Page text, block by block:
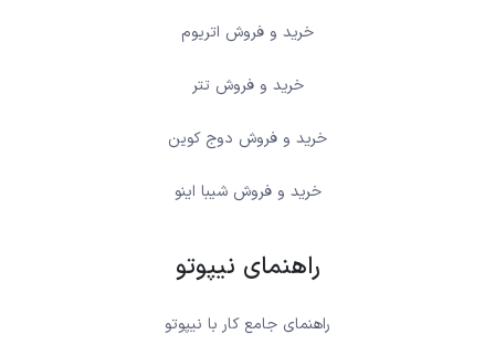
خرید و فروش اتریوم
خرید و فروش تتر
خرید و فروش دوج کوین
خرید و فروش شیبا اینو
راهنمای نیپوتو
راهنمای جامع کار با نیپوتو